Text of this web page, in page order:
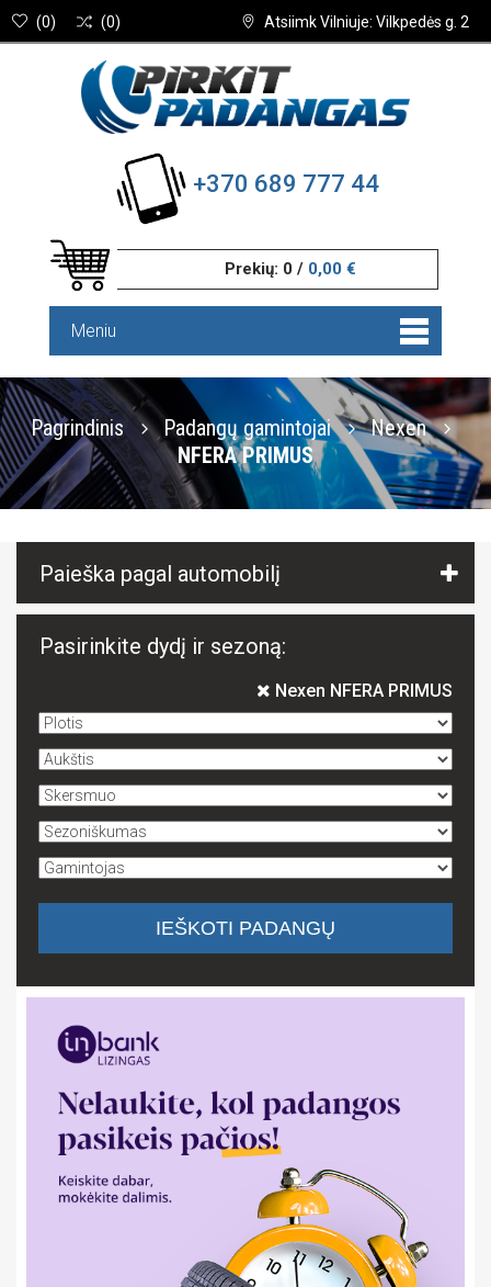
Atsiimk Vilniuje: Vilkpedės g. 2
(0) (0)
+370 689 777 44
Prekių: 0 / 0,00 €
Meniu
Pagrindinis Padangų gamintojai
Nexen
NFERA PRIMUS
Paieška pagal automobilį
Pasirinkite dydį ir sezoną:
Nexen NFERA PRIMUS